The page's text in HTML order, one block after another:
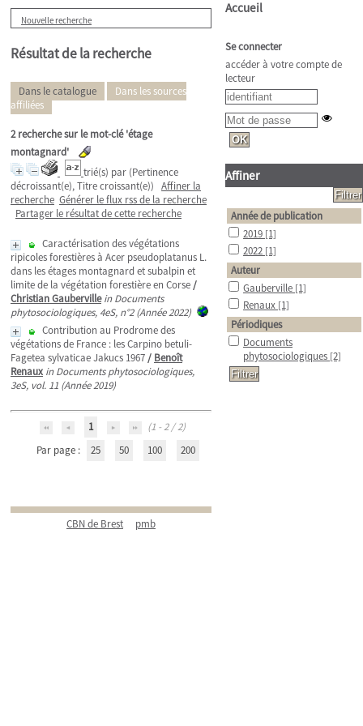
Nouvelle recherche
Résultat de la recherche
Dans le catalogue
Dans les sources
affiliées
2recherche sur le mot-clé'étage
montagnard'
trié(s) par (Pertinence
décroissant(e), Titre croissant(e)) Affiner la
recherche Générer le flux rss de la recherche
Partager le résultat de cette recherche
Caractérisation des végétations
ripicoles forestières à Acer pseudoplatanus L.
dans les étages montagnard et subalpin et
limite de la végétation forestière en Corse/
Christian Gauberville in Documents
phytosociologiques, 4eS, n°2 (Année 2022)
Contribution au Prodrome des
végétations de France : les Carpino betuli-
Fagetea sylvaticae Jakucs 1967/ Benoît
Renaux in Documents phytosociologiques,
3eS, vol. 11 (Année 2019)
1
(1 - 2 / 2)
Par page :
25 50 100 200
CBN de Brest pmb
Accueil
Se connecter
accéder à votre compte de
lecteur
Affiner
Année de publication
2019 [1]
2022 [1]
Auteur
Gauberville [1]
Renaux [1]
Périodiques
Documents
phytosociologiques [2]